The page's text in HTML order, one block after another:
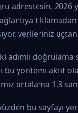
adrestesin. 2026
verileriniz
doğrulama
bu yöntemi aktif
ortalama 1.8
bu sayfayı